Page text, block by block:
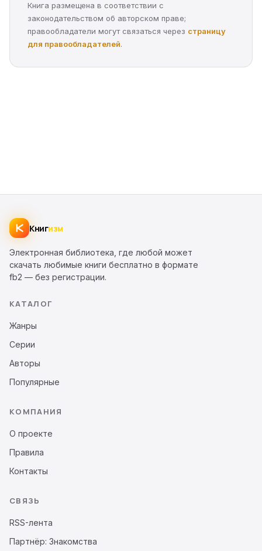
Книга размещена в соответствии с
законодательством об авторском праве;
правообладатели могут связаться через страницу
для правообладателей.
Книгизм
Электронная библиотека, где любой может
скачать любимые книги бесплатно в формате
fb2 — без регистрации.
КАТАЛОГ
Жанры
Серии
Авторы
Популярные
КОМПАНИЯ
О проекте
Правила
Контакты
СВЯЗЬ
RSS-лента
Партнёр: Знакомства